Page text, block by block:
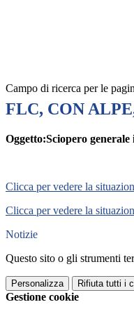
Campo di ricerca per le
FLC, CON
Oggetto:Sciopero
Clicca per vedere la
Clicca per vedere la
Notizie
Questo sito o gli strumenti
Personalizza Rifiuta tutti i
Gestione cookie